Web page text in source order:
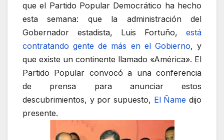
que el Partido Popular Democrático ha hecho
esta semana: que la administración del
Gobernador estadista, Luis Fortuño, está
contratando gente de más en el Gobierno, y
que existe un continente llamado «América». El
Partido Popular convocó a una conferencia
de prensa para anunciar estos
descubrimientos, y por supuesto, El Ñame dijo
presente.